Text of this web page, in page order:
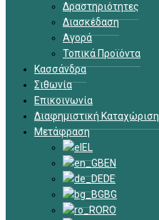
Δραστηριότητες
Διασκέδαση
Αγορά
Τοπικά Προϊόντα
Κασσάνδρα
Σιθωνία
Επικοινωνία
Διαφημιστική Καταχώριση
Μετάφραση
EL
EN
DE
BG
RO